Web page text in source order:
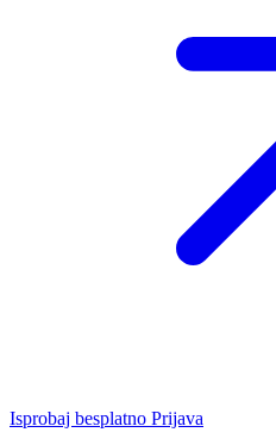
Isprobaj besplatno Prijava